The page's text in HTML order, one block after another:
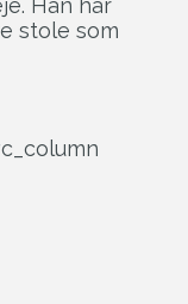
Han har
stole som